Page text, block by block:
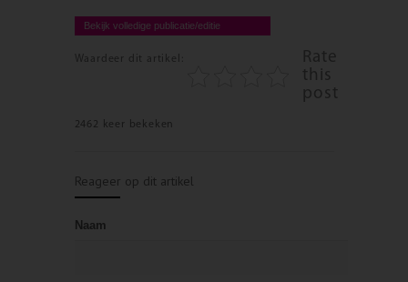
Bekijk volledige publicatie/editie
Waardeer dit artikel:
Rate
this
post
2462 keer bekeken
Reageer op dit artikel
Naam